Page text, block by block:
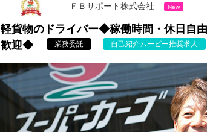
ＦＢサポート株式会社 New
軽貨物のドライバー◆稼働時間・休日自
歓迎◆
業務委託 自己紹介ムービー推奨求人